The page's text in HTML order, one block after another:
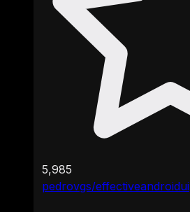
pedrovgs/effectiveandroidui
5,985